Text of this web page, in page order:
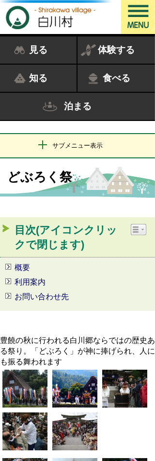
見る 体験する
知る 食べる
泊まる
サブメニュー表示
どぶろく祭
目次(アイコンクリッ
クで閉じます)
概要
利用案内
お問い合わせ先
豊饒の秋に行われる白川郷ならではの歴史あ
る祭り。「どぶろく」が神に捧げられ、人に
も振る舞われます